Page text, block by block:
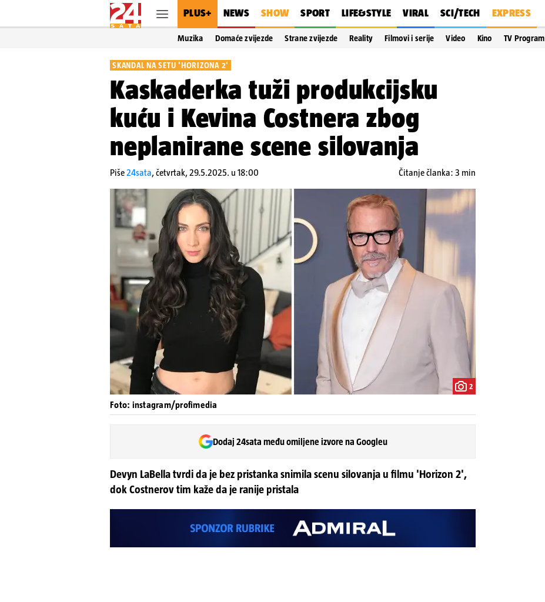
PLUS+ NEWS SHOW SPORT LIFE&STYLE VIRAL SCI/TECH EXPRESS
Muzika Domaće zvijezde Strane zvijezde Reality Filmovi i serije Video Kino TV Program
SKANDAL NA SETU 'HORIZONA 2'
Kaskaderka tuži produkcijsku
kuću i Kevina Costnera zbog
neplanirane scene silovanja
Piše24sata,četvrtak, 29.5.2025. u 18:00 Čitanje članka: 3 min
2
Foto: instagram/profimedia
Dodaj 24sata među omiljene izvore na Googleu
Devyn LaBella tvrdi da je bez pristanka snimila scenu silovanja u filmu 'Horizon 2',
dok Costnerov tim kaže da je ranije pristala